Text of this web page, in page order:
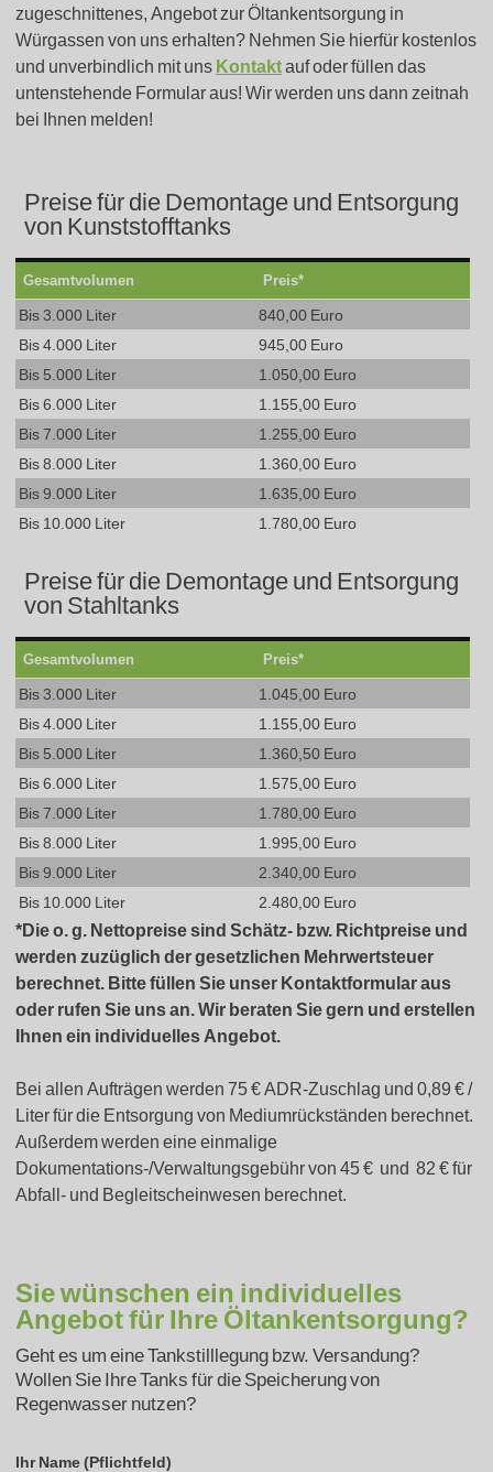
zugeschnittenes, Angebot zur Öltankentsorgung in
Würgassen von uns erhalten? Nehmen Sie hierfür kostenlos
und unverbindlich mit uns Kontaktauf oder füllen das
untenstehende Formular aus! Wir werden uns dann zeitnah
bei Ihnen melden!
Preise für die Demontage und Entsorgung
von Kunststofftanks
Gesamtvolumen Preis*
Bis 3.000 Liter
840,00 Euro
Bis 4.000 Liter
945,00 Euro
Bis 5.000 Liter
1.050,00 Euro
Bis 6.000 Liter
1.155,00 Euro
Bis 7.000 Liter
1.255,00 Euro
Bis 8.000 Liter
1.360,00 Euro
Bis 9.000 Liter
1.635,00 Euro
Bis 10.000 Liter
1.780,00 Euro
Preise für die Demontage und Entsorgung
von Stahltanks
Gesamtvolumen Preis*
Bis 3.000 Liter
1.045,00 Euro
Bis 4.000 Liter
1.155,00 Euro
Bis 5.000 Liter
1.360,50 Euro
Bis 6.000 Liter
1.575,00 Euro
Bis 7.000 Liter
1.780,00 Euro
Bis 8.000 Liter
1.995,00 Euro
Bis 9.000 Liter
2.340,00 Euro
Bis 10.000 Liter
2.480,00 Euro
*Die o. g. Nettopreise sind Schätz- bzw. Richtpreise und
werden zuzüglich der gesetzlichen Mehrwertsteuer
berechnet. Bitte füllen Sie unser Kontaktformular aus
oder rufen Sie uns an. Wir beraten Sie gern und erstellen
Ihnen ein individuelles Angebot.
Bei allen Aufträgen werden 75 € ADR-Zuschlag und 0,89 € /
Liter für die Entsorgung von Mediumrückständen berechnet.
Außerdem werden eine einmalige
Dokumentations-/Verwaltungsgebühr von 45 € und 82 € für
Abfall- und Begleitscheinwesen berechnet.
Sie wünschen ein individuelles
Angebot für Ihre Öltankentsorgung?
Geht es um eine Tankstilllegung bzw. Versandung?
Wollen Sie Ihre Tanks für die Speicherung von
Regenwasser nutzen?
Ihr Name (Pflichtfeld)